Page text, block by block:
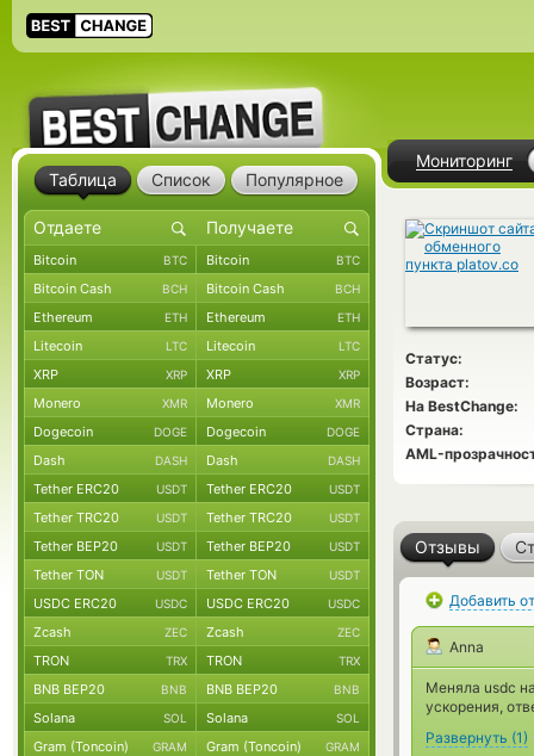
Мониторинг
Статус:
Возраст:
На BestChange:
Страна:
AML-
Отзывы
Добавить
Anna
Меняла usdc
ускорения,
Развернуть (1)
Таблица Список Популярное
Bitcoin BTC Bitcoin BTC
Bitcoin Cash BCH Bitcoin Cash BCH
Ethereum ETH Ethereum ETH
Litecoin LTC Litecoin LTC
XRP XRP XRP XRP
Monero XMR Monero XMR
Dogecoin DOGE Dogecoin DOGE
Dash DASH Dash DASH
Tether ERC20 USDT Tether ERC20 USDT
Tether TRC20 USDT Tether TRC20 USDT
Tether BEP20 USDT Tether BEP20 USDT
Tether TON USDT Tether TON USDT
USDC ERC20 USDC USDC ERC20 USDC
Zcash ZEC Zcash ZEC
TRON TRX TRON TRX
BNB BEP20 BNB BNB BEP20 BNB
Solana SOL Solana SOL
Gram (Toncoin) GRAM Gram (Toncoin) GRAM